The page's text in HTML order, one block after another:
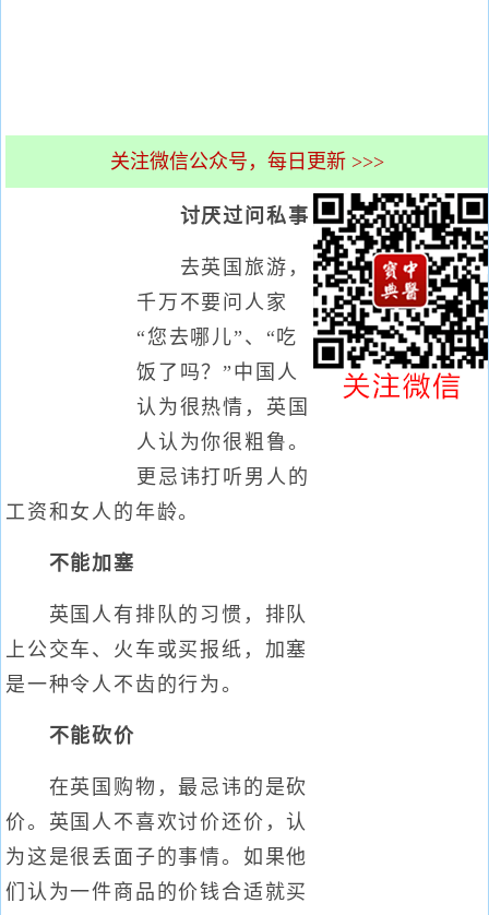
关注微信公众号，每日更新 >>>
讨厌过问私事
去英国旅游，
千万不要问人家
“您去哪儿”、“吃
饭了吗？”中国人
认为很热情，英国
人认为你很粗鲁。
更忌讳打听男人的
工资和女人的年龄。
不能加塞
英国人有排队的习惯，排队
上公交车、火车或买报纸，加塞
是一种令人不齿的行为。
不能砍价
在英国购物，最忌讳的是砍
价。英国人不喜欢讨价还价，认
为这是很丢面子的事情。如果他
们认为一件商品的价钱合适就买